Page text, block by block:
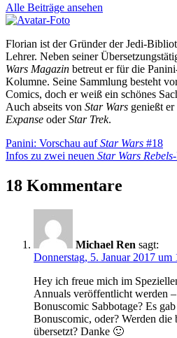
Alle Beiträge ansehen
Florian ist der Gründer der Jedi-
Lehrer. Neben seiner
Wars Magazin betreut er für die
Kolumne. Seine Sammlung besteht
Comics, doch er weiß ein schönes
Auch abseits von Star Wars genießt
Expanse oderStar Trek.
Beitragsnavigation
Vorheriger
Beitrag:
Panini: Vorschau aufStar Wars #18
Nächster
Infos zu zwei neuen Star Wars Rebels
18 Kommentare
Michael Ren sagt:
Donnerstag, 5. Januar 2017 um
Hey ich freue mich im
Annuals veröffentlicht werden
Bonuscomic Sabbotage? Es
Bonuscomic, oder? Werden die
übersetzt? Danke 🙂